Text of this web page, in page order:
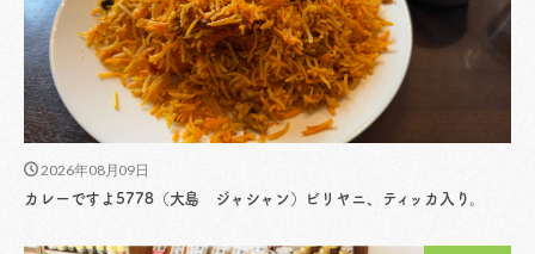
2026年08月09日
カレーですよ5778（大島 ジャシャン）ビリヤニ、ティッカ入り。